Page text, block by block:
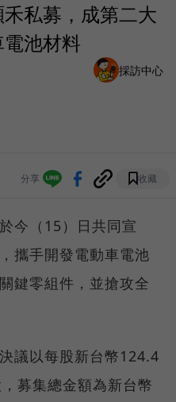
私募，成第二大
池材料
採訪中心
分享 收藏
今（15）日共同宣
攜手開發電動車電池
鍵零組件，並搶攻全
議以每股新台幣124.4
募集總金額為新台幣